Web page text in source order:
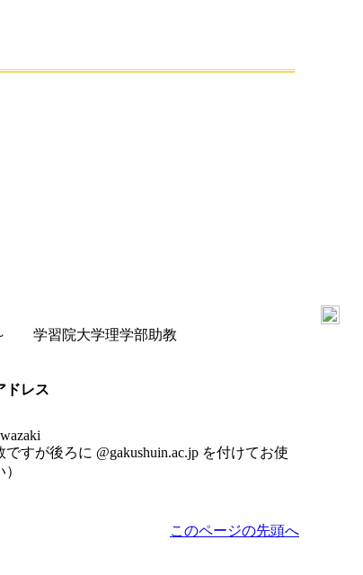
学習院大学理学部助教
ドレス
ですが後ろに @gakushuin.ac.jp を付けてお使
このページの先頭へ